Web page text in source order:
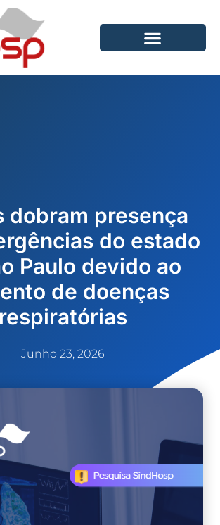
dobram presença
do estado
Paulo devido ao
de doenças
respiratórias
Junho 23, 2026